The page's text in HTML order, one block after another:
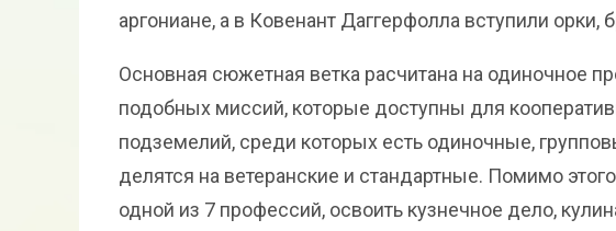
аргониане, а в Ковенант Даггерфолла вступили
Основная сюжетная ветка расчитана на одиночное
подобных миссий, которые доступны для
подземелий, среди которых есть одиночные,
делятся на ветеранские и стандартные. Помимо
одной из 7 профессий, освоить кузнечное дело,